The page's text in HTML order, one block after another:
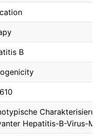
B
Hepatitis-B-Virus-